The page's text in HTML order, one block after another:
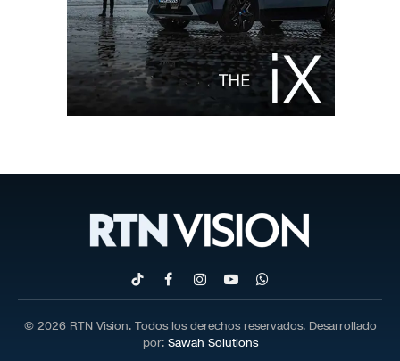
TikTokFacebookInstagram
YouTubeWhatsApp
© 2026 RTN Vision. Todos los derechos reservados. Desarrollado
por: Sawah Solutions